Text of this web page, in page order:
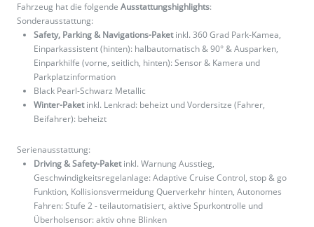
Fahrzeug hat die folgende Ausstattungshighlights:
Sonderausstattung:
Safety, Parking & Navigations-Paketinkl. 360 Grad Park-Kamea,
Einparkassistent (hinten): halbautomatisch & 90° & Ausparken,
Einparkhilfe (vorne, seitlich, hinten): Sensor & Kamera und
Parkplatzinformation
Black Pearl-Schwarz Metallic
Winter-Paketinkl. Lenkrad: beheizt und Vordersitze (Fahrer,
Beifahrer): beheizt
Serienausstattung:
Driving & Safety-Paketinkl. Warnung Ausstieg,
Geschwindigkeitsregelanlage: Adaptive Cruise Control, stop & go
Funktion, Kollisionsvermeidung Querverkehr hinten, Autonomes
Fahren: Stufe 2 - teilautomatisiert, aktive Spurkontrolle und
Überholsensor: aktiv ohne Blinken